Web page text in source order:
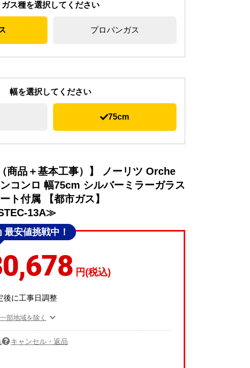
ガス種を選択してください
プロパンガス
幅を選択してください
75cm
商品＋基本工事）】 ノーリツ Orche
コンロ 幅75cm シルバーミラーガラス
ト付属 【都市ガス】
13A≫
最安値挑戦中！
円(税込)
後に工事日調整
部地域を除く
キャンセル・返品